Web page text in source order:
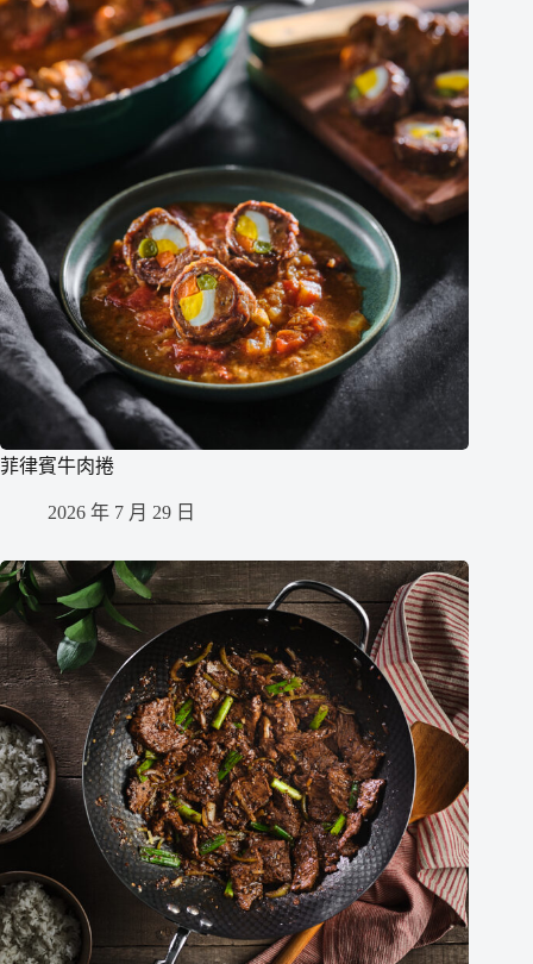
菲律賓牛肉捲
2026 年 7 月 29 日